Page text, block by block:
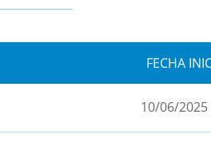
FECHA
10/06/2025